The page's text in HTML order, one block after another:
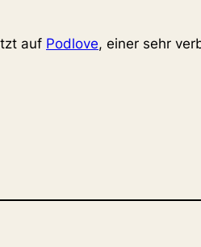
auf Podlove, einer sehr